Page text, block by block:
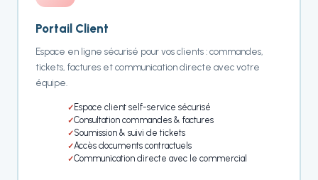
Portail Client
Espace en ligne sécurisé pour vos clients : commandes,
tickets, factures et communication directe avec votre
équipe.
Espace client self-service sécurisé
Consultation commandes & factures
Soumission & suivi de tickets
Accès documents contractuels
Communication directe avec le commercial